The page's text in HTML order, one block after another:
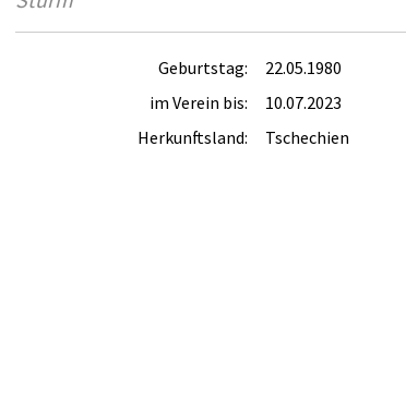
Geburtstag:
22.05.1980
im Verein bis:
10.07.2023
Herkunftsland:
Tschechien